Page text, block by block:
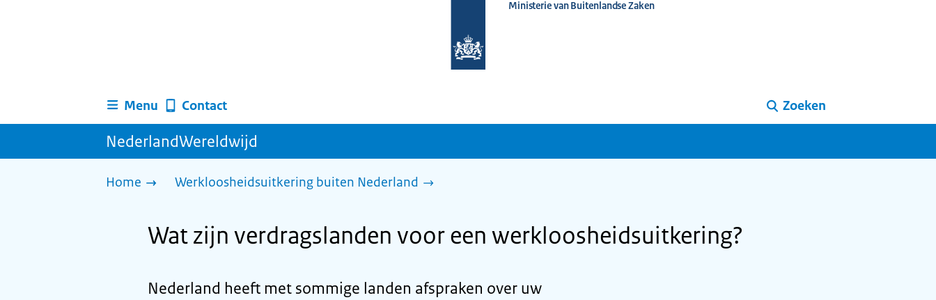
homepage
Ministerie van Buitenlandse Zaken
Menu Contact Zoeken
NederlandWereldwijd
Home Werkloosheidsuitkering buiten Nederland
Wat zijn verdragslanden voor een werkloosheidsuitkering?
Nederland heeft met sommige landen afspraken over uw